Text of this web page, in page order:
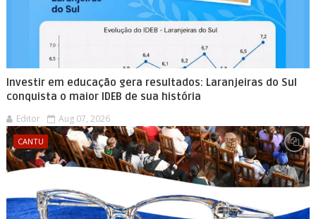
Investir em educação gera resultados: Laranjeiras do Sul
conquista o maior IDEB de sua história
Editor Aug 07, 2026
CANTU